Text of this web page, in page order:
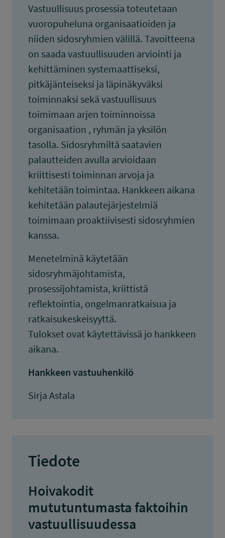
Vastuullisuus prosessia toteutetaan
vuoropuheluna organisaatioiden ja
niiden sidosryhmien välillä. Tavoitteena
on saada vastuullisuuden arviointi ja
kehittäminen systemaattiseksi,
pitkäjänteiseksi ja läpinäkyväksi
toiminnaksi sekä vastuullisuus
toimimaan arjen toiminnoissa
organisaation , ryhmän ja yksilön
tasolla. Sidosryhmiltä saatavien
palautteiden avulla arvioidaan
kriittisesti toiminnan arvoja ja
kehitetään toimintaa. Hankkeen aikana
kehitetään palautejärjestelmiä
toimimaan proaktiivisesti sidosryhmien
kanssa.
Menetelminä käytetään
sidosryhmäjohtamista,
prosessijohtamista, kriittistä
reflektointia, ongelmanratkaisua ja
ratkaisukeskeisyyttä.
Tulokset ovat käytettävissä jo hankkeen
aikana.
Hankkeen vastuuhenkilö
Sirja Astala
Tiedote
Hoivakodit
mututuntumasta faktoihin
vastuullisuudessa